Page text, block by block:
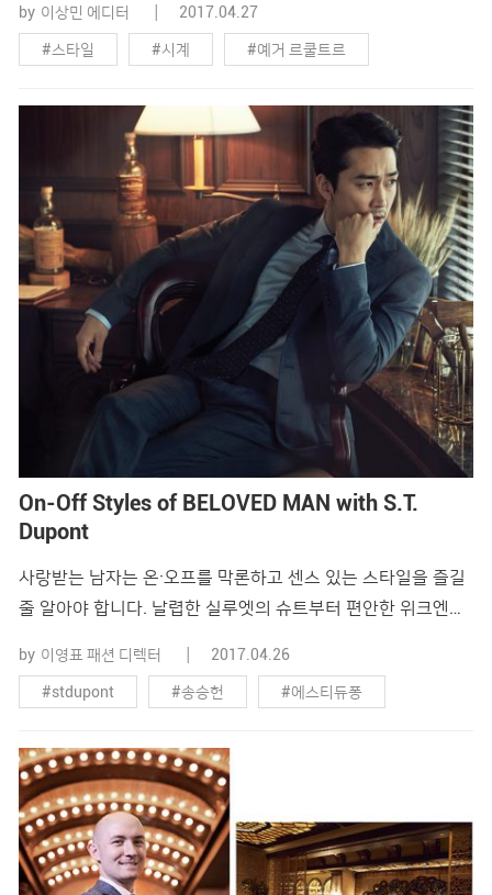
브랜드의 담당자나 홍보대사 등 시계업계를 이끌어가는 다양한
사람들이 모이는 만남의 장이기도 하죠. 그중에서 <레옹>이 직
스틱 디렉터 야네크 델레스키에비치와 리차드 밀의 브랜드 파
by 이상민 에디터 2017.04.27
#스타일 #시계 #예거 르쿨트르
On-Off Styles of BELOVED MAN with S.T.
Dupont
사랑받는 남자는 온·오프를 막론하고 센스 있는 스타일을 즐길
줄 알아야 합니다. 날렵한 실루엣의 슈트부터 편안한 위크엔드
드러운 분위기로 여심을 사로잡을 수 있어야 하죠. 에스.티. 듀
퐁의 2017년 S/S 컬렉션과 함께한 배우 송승헌이 말하는 ‘사랑
가 가장 돋보이는 옷 몸에 딱 맞는 고급스러운 슈트를 입은 남
자는 언�
by 이영표 패션 디렉터 2017.04.26
#stdupont #송승헌 #에스티듀퐁